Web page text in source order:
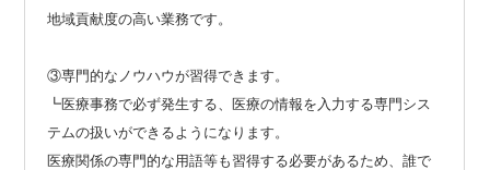
地域貢献度の高い業務です。
③専門的なノウハウが習得できます。
┗医療事務で必ず発生する、医療の情報を入力する専門シス
テムの扱いができるようになります。
医療関係の専門的な用語等も習得する必要があるため、誰で